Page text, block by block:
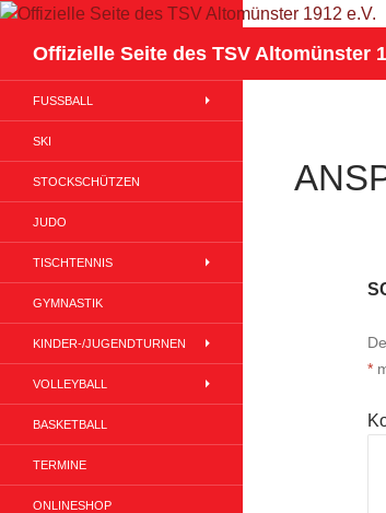
Offizielle Seite des TSV Altomünster
*
FUSSBALL
SKI
STOCKSCHÜTZEN
JUDO
TISCHTENNIS
GYMNASTIK
KINDER-/JUGENDTURNEN
VOLLEYBALL
BASKETBALL
TERMINE
ONLINESHOP